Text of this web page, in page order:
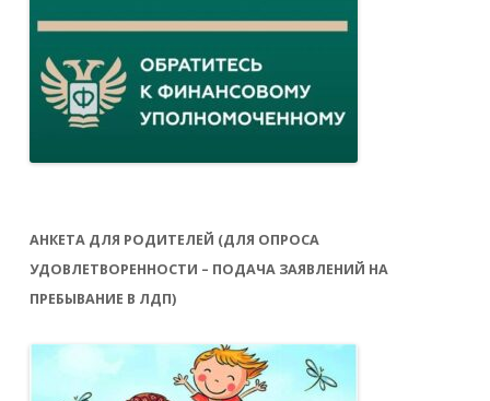
АНКЕТА ДЛЯ РОДИТЕЛЕЙ (ДЛЯ ОПРОСА
УДОВЛЕТВОРЕННОСТИ – ПОДАЧА ЗАЯВЛЕНИЙ НА
ПРЕБЫВАНИЕ В ЛДП)